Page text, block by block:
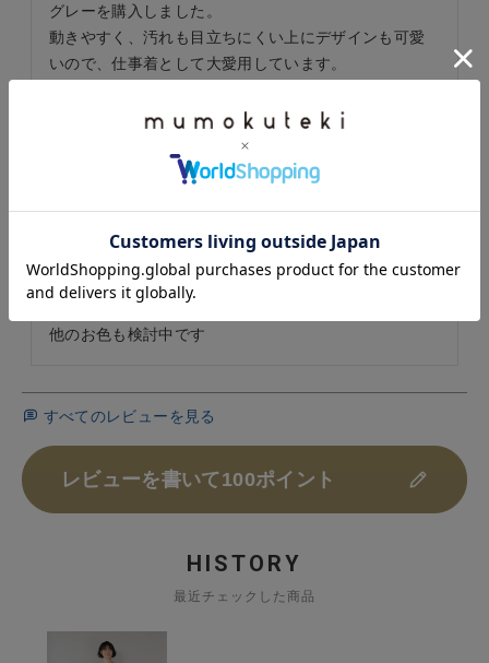
グレーを購入しました。
動きやすく、汚れも目立ちにくい上にデザインも可愛
いので、仕事着として大愛用しています。
購入者
非公開
グレーの色味と形がきれいで何を合わせてもおしゃれ
っぽく見えて大好きなパンツです
サラサラしていて着心地も良いです
他のお色も検討中です
すべてのレビューを見る
レビューを書いて100ポイント
HISTORY
最近チェックした商品